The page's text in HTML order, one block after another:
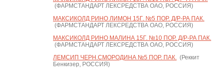
(ФАРМСТАНДАРТ ЛЕКСРЕДСТВА ОАО, РОССИЯ)
МАКСИКОЛД РИНО ЛИМОН 15Г. №5 ПОР. Д/Р-РА ПАК.
(ФАРМСТАНДАРТ ЛЕКСРЕДСТВА ОАО, РОССИЯ)
МАКСИКОЛД РИНО МАЛИНА 15Г. №10 ПОР. Д/Р-РА ПАК.
(ФАРМСТАНДАРТ ЛЕКСРЕДСТВА ОАО, РОССИЯ)
ЛЕМСИП ЧЕРН.СМОРОДИНА №5 ПОР. ПАК.(Реккит
Бенкизер, РОССИЯ)